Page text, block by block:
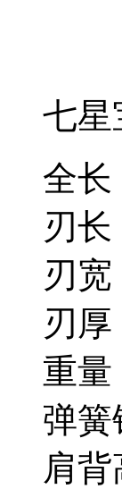
七星
全长
刃长
刃宽
刃厚
重量
弹簧
肩